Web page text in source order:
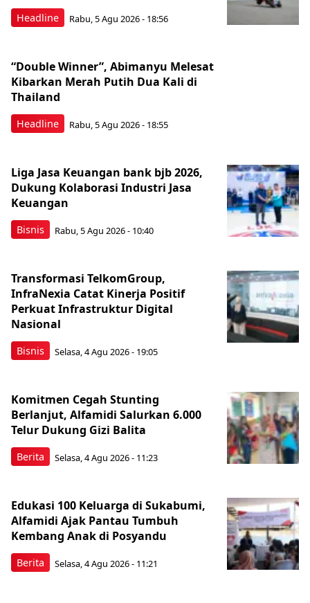
Headline Rabu, 5 Agu 2026 - 18:56
Headline
“Double Winner”, Abimanyu Melesat
Kibarkan Merah Putih Dua Kali di
Thailand
Rabu, 5 Agu 2026 - 18:55
Bisnis
Liga Jasa Keuangan bank bjb 2026,
Dukung Kolaborasi Industri Jasa
Keuangan
Rabu, 5 Agu 2026 - 10:40
Bisnis
Transformasi TelkomGroup,
InfraNexia Catat Kinerja Positif
Perkuat Infrastruktur Digital
Nasional
Selasa, 4 Agu 2026 - 19:05
Berita
Komitmen Cegah Stunting
Berlanjut, Alfamidi Salurkan 6.000
Telur Dukung Gizi Balita
Selasa, 4 Agu 2026 - 11:23
Berita
Edukasi 100 Keluarga di Sukabumi,
Alfamidi Ajak Pantau Tumbuh
Kembang Anak di Posyandu
Selasa, 4 Agu 2026 - 11:21